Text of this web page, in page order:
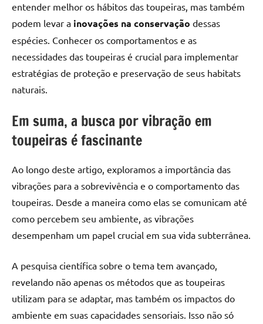
entender melhor os hábitos das toupeiras, mas também
podem levar a inovações na conservação dessas
espécies. Conhecer os comportamentos e as
necessidades das toupeiras é crucial para implementar
estratégias de proteção e preservação de seus habitats
naturais.
Em suma, a busca por vibração em
toupeiras é fascinante
Ao longo deste artigo, exploramos a importância das
vibrações para a sobrevivência e o comportamento das
toupeiras. Desde a maneira como elas se comunicam até
como percebem seu ambiente, as vibrações
desempenham um papel crucial em sua vida subterrânea.
A pesquisa científica sobre o tema tem avançado,
revelando não apenas os métodos que as toupeiras
utilizam para se adaptar, mas também os impactos do
ambiente em suas capacidades sensoriais. Isso não só